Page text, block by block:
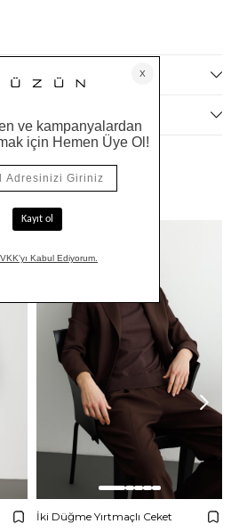
Ürünler
İki Düğme Yırtmaçlı Ceket
Net %50 İndirim!